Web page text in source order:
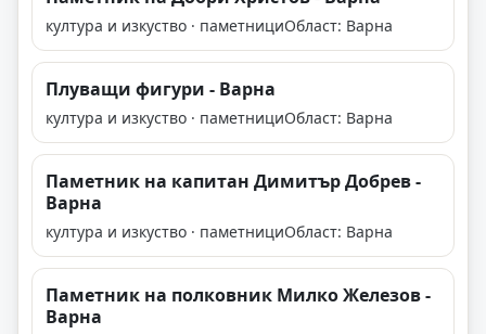
култура и изкуство · паметнициОбласт: Варна
Плуващи фигури - Варна
култура и изкуство · паметнициОбласт: Варна
Паметник на капитан Димитър Добрев -
Варна
култура и изкуство · паметнициОбласт: Варна
Паметник на полковник Милко Железов -
Варна